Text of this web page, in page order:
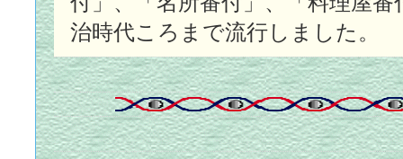
治時代ころまで流行しました。